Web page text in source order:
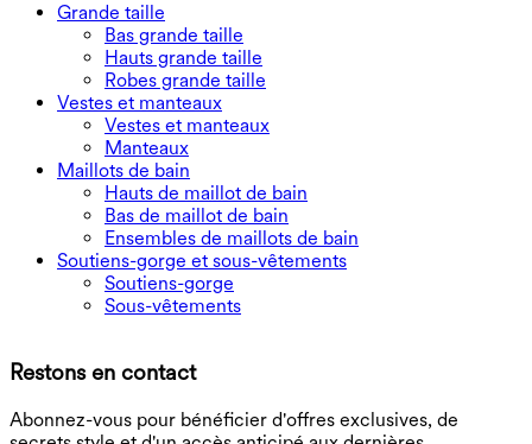
Grande taille
Bas grande taille
Hauts grande taille
Robes grande taille
Vestes et manteaux
Vestes et manteaux
Manteaux
Maillots de bain
Hauts de maillot de bain
Bas de maillot de bain
Ensembles de maillots de bain
Soutiens-gorge et sous-vêtements
Soutiens-gorge
Sous-vêtements
Restons en contact
Abonnez-vous pour bénéficier d'offres exclusives, de